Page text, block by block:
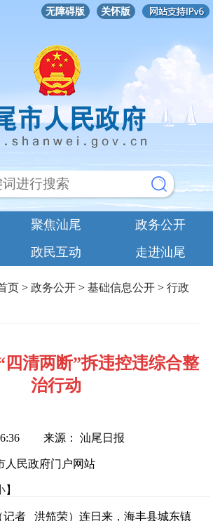
无障碍版 关怀版
聚焦汕尾
政务公开
政民互动 走进汕尾
页 >政务公开 >基础信息公开 >行政
四清两断”拆违控违综合整
治行动
来源： 汕尾日报
人民政府门户网站
】
记者 洪笳荣）连日来，海丰县城东镇